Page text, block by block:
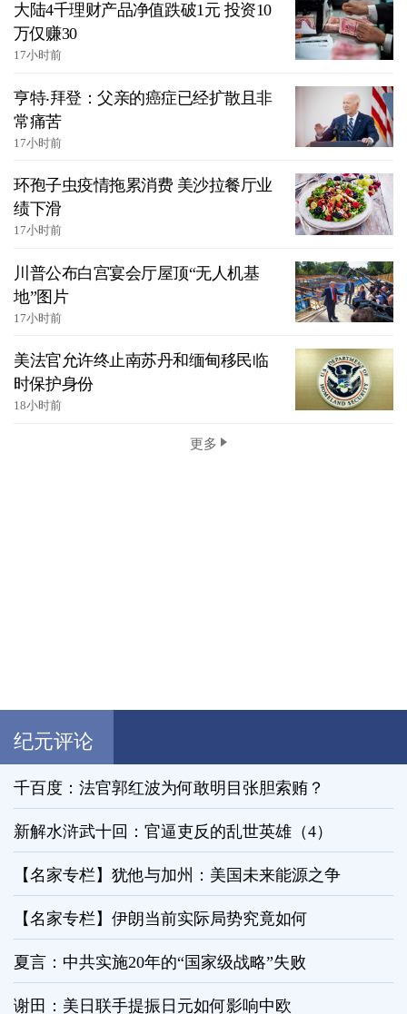
大陆4千理财产品净值跌破1元 投资10
万仅赚30
17小时前
亨特‧拜登：父亲的癌症已经扩散且非
常痛苦
17小时前
环孢子虫疫情拖累消费 美沙拉餐厅业
绩下滑
17小时前
川普公布白宫宴会厅屋顶“无人机基
地”图片
17小时前
美法官允许终止南苏丹和缅甸移民临
时保护身份
18小时前
更多
纪元评论
千百度：法官郭红波为何敢明目张胆索贿？
新解水浒武十回：官逼吏反的乱世英雄（4）
【名家专栏】犹他与加州：美国未来能源之争
【名家专栏】伊朗当前实际局势究竟如何
夏言：中共实施20年的“国家级战略”失败
谢田：美日联手提振日元如何影响中欧